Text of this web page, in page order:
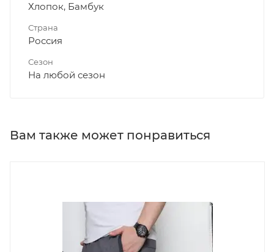
Хлопок, Бамбук
Страна
Россия
Сезон
На любой сезон
Вам также может понравиться